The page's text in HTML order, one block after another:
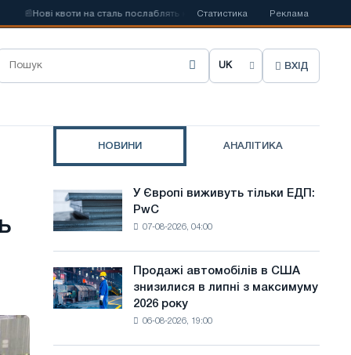
Нові квоти на сталь послаблять конкуренцію в Сполученому Королівстві
Статистика Реклама
О
р
м
в
ВХІД
НОВИНИ АНАЛІТИКА
Європі
виживуть
PwC
У Європі виживуть тільки ЕДП:
PwC
07-08-2026, 04:00
Продажі
автомобілів
в
Продажі автомобілів в США
знизилися в липні з максимуму
2026 року
06-08-2026, 19:00